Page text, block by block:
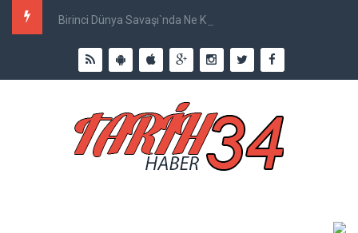
Birinci Dünya Savaşı`nda Ne Kadar İnsan Öldü?